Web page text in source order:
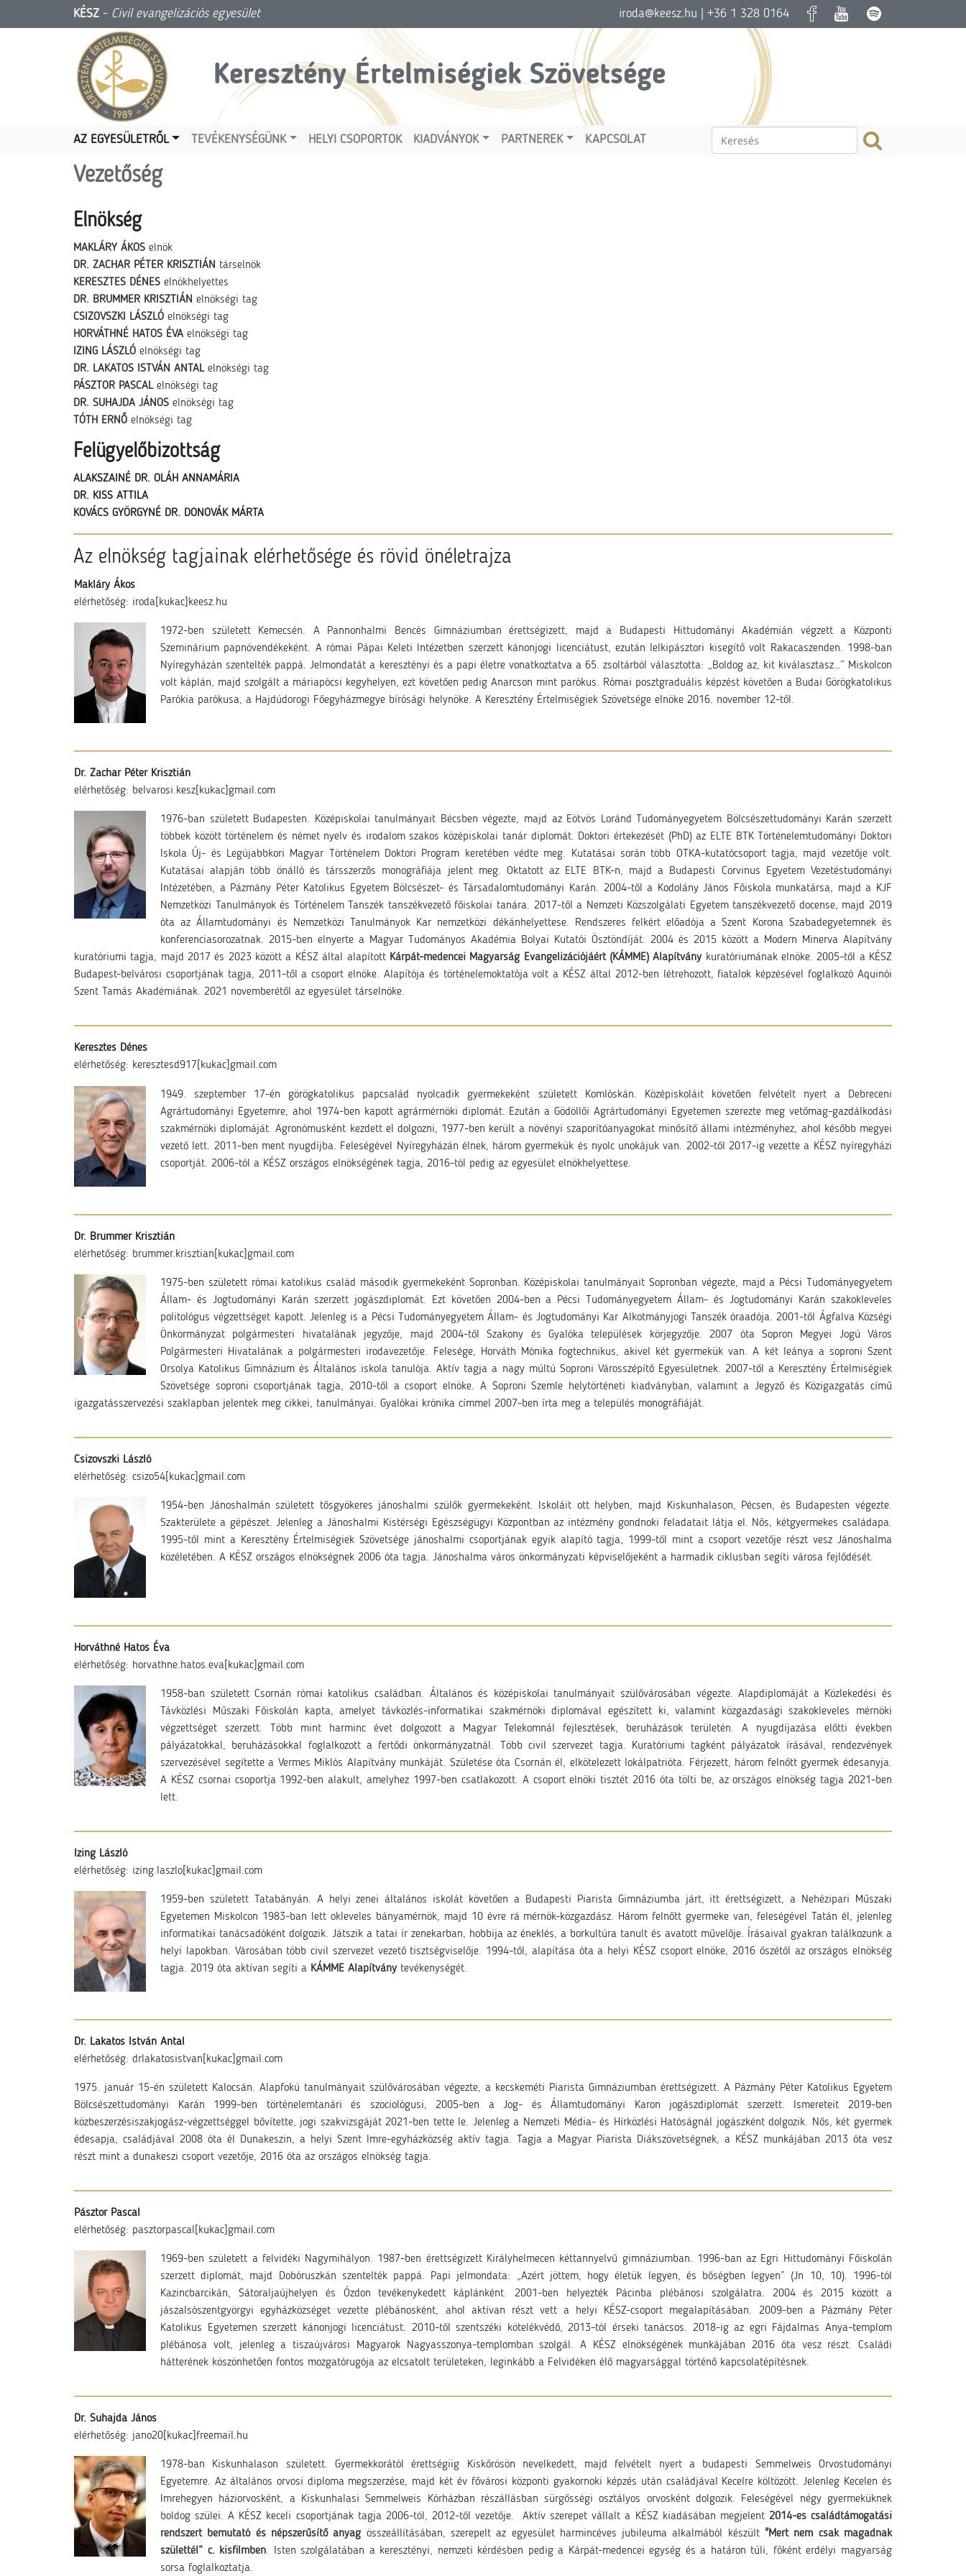
KÉSZ - Civil evangelizációs egyesület iroda@keesz.hu | +36 1 328 0164
Keresztény Értelmiségiek Szövetsége
AZ EGYESÜLETRŐL TEVÉKENYSÉGÜNK HELYI CSOPORTOK KIADVÁNYOK PARTNEREK KAPCSOLAT
Vezetőség
Elnökség
MAKLÁRY ÁKOS elnök
DR. ZACHAR PÉTER KRISZTIÁN társelnök
KERESZTES DÉNES elnökhelyettes
DR. BRUMMER KRISZTIÁN elnökségi tag
CSIZOVSZKI LÁSZLÓ elnökségi tag
HORVÁTHNÉ HATOS ÉVA elnökségi tag
IZING LÁSZLÓ elnökségi tag
DR. LAKATOS ISTVÁN ANTAL elnökségi tag
PÁSZTOR PASCAL elnökségi tag
DR. SUHAJDA JÁNOS elnökségi tag
TÓTH ERNŐ elnökségi tag
Felügyelőbizottság
ALAKSZAINÉ DR. OLÁH ANNAMÁRIA
DR. KISS ATTILA
KOVÁCS GYÖRGYNÉ DR. DONOVÁK MÁRTA
Az elnökség tagjainak elérhetősége és rövid önéletrajza
Makláry Ákos
elérhetőség: iroda[kukac]keesz.hu
1972-ben született
Kemecsén. A Pannonhalmi Bencés Gimnáziumban érettségizett, majd a Budapesti Hittudományi Akadémián végzett a Központi
Szeminárium papnövendékeként. A római Pápai Keleti Intézetben szerzett kánonjogi licenciátust, ezután lelkipásztori kisegítő volt Rakacaszenden. 1998-ban
Nyíregyházán szentelték pappá. Jelmondatát a keresztényi és a papi életre vonatkoztatva a 65. zsoltárból választotta: „Boldog az, kit kiválasztasz…” Miskolcon
volt káplán, majd szolgált a máriapócsi kegyhelyen, ezt követően pedig Anarcson mint parókus. Római posztgraduális képzést követően a Budai Görögkatolikus
Parókia parókusa, a Hajdúdorogi Főegyházmegye bírósági helynöke. A Keresztény Értelmiségiek Szövetsége elnöke 2016. november 12-től.
Dr. Zachar Péter Krisztián
elérhetőség: belvarosi.kesz[kukac]gmail.com
1976-ban született Budapesten. Középiskolai tanulmányait Bécsben végezte, majd az Eötvös Loránd Tudományegyetem Bölcsészettudományi Karán szerzett
többek között történelem és német nyelv és irodalom szakos középiskolai tanár diplomát. Doktori értekezését (PhD) az ELTE BTK Történelemtudományi Doktori
Iskola Új- és Legújabbkori Magyar Történelem Doktori Program keretében védte meg. Kutatásai során több OTKA-kutatócsoport tagja, majd vezetője volt.
Kutatásai alapján több önálló és társszerzős monográfiája jelent meg. Oktatott az ELTE BTK-n, majd a Budapesti Corvinus Egyetem Vezetéstudományi
Intézetében, a Pázmány Péter Katolikus Egyetem Bölcsészet- és Társadalomtudományi Karán. 2004-től a Kodolány János Főiskola munkatársa, majd a KJF
Nemzetközi Tanulmányok és Történelem Tanszék tanszékvezető főiskolai tanára. 2017-től a Nemzeti Közszolgálati Egyetem tanszékvezető docense, majd 2019
óta az Államtudományi és Nemzetközi Tanulmányok Kar nemzetközi dékánhelyettese. Rendszeres felkért előadója a Szent Korona Szabadegyetemnek és
konferenciasorozatnak. 2015-ben elnyerte a Magyar Tudományos Akadémia Bolyai Kutatói Ösztöndíját. 2004 és 2015 között a Modern Minerva Alapítvány
kuratóriumi tagja, majd 2017 és 2023 között a KÉSZ által alapított Kárpát-medencei Magyarság Evangelizációjáért (KÁMME) Alapítvány kuratóriumának elnöke. 2005-től a KÉSZ
Budapest-belvárosi csoportjának tagja, 2011-től a csoport elnöke. Alapítója és történelemoktatója volt a KÉSZ által 2012-ben létrehozott, fiatalok képzésével foglalkozó Aquinói
Szent Tamás Akadémiának. 2021 novemberétől az egyesület társelnöke.
Keresztes Dénes
elérhetőség: keresztesd917 [kukac]gmail.com
1949. szeptember 17-én görögkatolikus papcsalád nyolcadik gyermekeként született Komlóskán. Középiskoláit követően felvételt nyert a Debreceni
Agrártudományi Egyetemre, ahol 1974-ben kapott agrármérnöki diplomát. Ezután a Gödöllői Agrártudományi Egyetemen szerezte meg vetőmag-gazdálkodási
szakmérnöki diplomáját. Agronómusként kezdett el dolgozni, 1977-ben került a növényi szaporítóanyagokat minősítő állami intézményhez, ahol később megyei
vezető lett. 2011-ben ment nyugdíjba. Feleségével Nyíregyházán élnek, három gyermekük és nyolc unokájuk van. 2002-től 2017-ig vezette a KÉSZ nyíregyházi
csoportját. 2006-tól a KÉSZ országos elnökségének tagja, 2016-tól pedig az egyesület elnökhelyettese.
Dr. Brummer Krisztián
elérhetőség: brummer.krisztian [kukac]gmail.com
1975-ben született római katolikus család második gyermekeként Sopronban. Középiskolai tanulmányait Sopronban végezte, majd a Pécsi Tudományegyetem
Állam- és Jogtudományi Karán szerzett jogászdiplomát. Ezt követően 2004-ben a Pécsi Tudományegyetem Állam- és Jogtudományi Karán szakokleveles
politológus végzettséget kapott. Jelenleg is a Pécsi Tudományegyetem Állam- és Jogtudományi Kar Alkotmányjogi Tanszék óraadója. 2001-től Ágfalva Községi
Önkormányzat polgármesteri hivatalának jegyzője, majd 2004-től Szakony és Gyalóka települések körjegyzője. 2007 óta Sopron Megyei Jogú Város
Polgármesteri Hivatalának a polgármesteri irodavezetője. Felesége, Horváth Mónika fogtechnikus, akivel két gyermekük van. A két leánya a soproni Szent
Orsolya Katolikus Gimnázium és Általános iskola tanulója. Aktív tagja a nagy múltú Soproni Városszépítő Egyesületnek. 2007-től a Keresztény Értelmiségiek
Szövetsége soproni csoportjának tagja, 2010-től a csoport elnöke. A Soproni Szemle helytörténeti kiadványban, valamint a Jegyző és Közigazgatás című
igazgatásszervezési szaklapban jelentek meg cikkei, tanulmányai. Gyalókai krónika címmel 2007-ben írta meg a település monográfiáját.
Csizovszki László
elérhetőség: csizo54[kukac]gmail.com
1954-ben Jánoshalmán született tősgyökeres jánoshalmi szülők gyermekeként. Iskoláit ott helyben, majd Kiskunhalason, Pécsen, és Budapesten végezte.
Szakterülete a gépészet. Jelenleg a Jánoshalmi Kistérségi Egészségügyi Központban az intézmény gondnoki feladatait látja el. Nős, kétgyermekes családapa.
1995-től mint a Keresztény Értelmiségiek Szövetsége jánoshalmi csoportjának egyik alapító tagja, 1999-től mint a csoport vezetője részt vesz Jánoshalma
közéletében. A KÉSZ országos elnökségnek 2006 óta tagja. Jánoshalma város önkormányzati képviselőjeként a harmadik ciklusban segíti városa fejlődését.
Horváthné Hatos Éva
elérhetőség: horvathne.hatos.eva[kukac]gmail.com
1958-ban született Csornán római katolikus családban. Általános és középiskolai tanulmányait szülővárosában végezte. Alapdiplomáját a Közlekedési és
Távközlési Műszaki Főiskolán kapta, amelyet távközlés-informatikai szakmérnöki diplomával egészített ki, valamint közgazdasági szakokleveles mérnöki
végzettséget szerzett. Több mint harminc évet dolgozott a Magyar Telekomnál fejlesztések, beruházások területén. A nyugdíjazása előtti években
pályázatokkal, beruházásokkal foglalkozott a fertődi önkormányzatnál. Több civil szervezet tagja. Kuratóriumi tagként pályázatok írásával, rendezvények
szervezésével segítette a Vermes Miklós Alapítvány munkáját. Születése óta Csornán él, elkötelezett lokálpatrióta. Férjezett, három felnőtt gyermek édesanyja.
A KÉSZ csornai csoportja 1992-ben alakult, amelyhez 1997-ben csatlakozott. A csoport elnöki tisztét 2016 óta tölti be, az országos elnökség tagja 2021-ben
lett.
Izing László
elérhetőség: izing.laszlo[kukac]gmail.com
1959-ben született Tatabányán. A helyi zenei általános iskolát követően a Budapesti Piarista Gimnáziumba járt, itt érettségizett, a Nehézipari Műszaki
Egyetemen Miskolcon 1983-ban lett okleveles bányamérnök, majd 10 évre rá mérnök-közgazdász. Három felnőtt gyermeke van, feleségével Tatán él, jelenleg
informatikai tanácsadóként dolgozik. Játszik a tatai ír zenekarban, hobbija az éneklés, a borkultúra tanult és avatott művelője. Írásaival gyakran találkozunk a
helyi lapokban. Városában több civil szervezet vezető tisztségviselője. 1994-től, alapítása óta a helyi KÉSZ csoport elnöke, 2016 őszétől az országos elnökség
tagja. 2019 óta aktívan segíti a KÁMME Alapítvány tevékenységét.
Dr. Lakatos István Antal
elérhetőség: drlakatosistvan[kukac]gmail.com
1975. január 15-én született Kalocsán. Alapfokú tanulmányait szülővárosában végezte, a kecskeméti Piarista Gimnáziumban érettségizett. A Pázmány Péter Katolikus Egyetem
Bölcsészettudományi Karán 1999-ben történelemtanári és szociológusi, 2005-ben a Jog- és Államtudományi Karon jogászdiplomát szerzett. Ismereteit 2019-ben
közbeszerzésiszakjogász-végzettséggel bővítette, jogi szakvizsgáját 2021-ben tette le. Jelenleg a Nemzeti Média- és Hírközlési Hatóságnál jogászként dolgozik. Nős, két gyermek
édesapja, családjával 2008 óta él Dunakeszin, a helyi Szent Imre-egyházközség aktív tagja. Tagja a Magyar Piarista Diákszövetségnek, a KÉSZ munkájában 2013 óta vesz
részt mint a dunakeszi csoport vezetője, 2016 óta az országos elnökség tagja.
Pásztor Pascal
elérhetőség: pasztorpascal [kukac]gmail.com
1969-ben született a felvidéki Nagymihályon. 1987-ben érettségizett Királyhelmecen kéttannyelvű gimnáziumban. 1996-ban az Egri Hittudományi Főiskolán
szerzett diplomát, majd Dobóruszkán szentelték pappá. Papi jelmondata: „Azért jöttem, hogy életük legyen, és bőségben legyen” (Jn 10, 10). 1996-tól
Kazincbarcikán, Sátoraljaújhelyen és Ózdon tevékenykedett káplánként. 2001-ben helyezték Pácinba plébánosi szolgálatra. 2004 és 2015 között a
jászalsószentgyörgyi egyházközséget vezette plébánosként, ahol aktívan részt vett a helyi KÉSZ-csoport megalapításában. 2009-ben a Pázmány Péter
Katolikus Egyetemen szerzett kánonjogi licenciátust. 2010-től szentszéki kötelékvédő, 2013-tól érseki tanácsos. 2018-ig az egri Fájdalmas Anya-templom
plébánosa volt, jelenleg a tiszaújvárosi Magyarok Nagyasszonya-templomban szolgál. A KÉSZ elnökségének munkájában 2016 óta vesz részt. Családi
hátterének köszönhetően fontos mozgatórugója az elcsatolt területeken, leginkább a Felvidéken élő magyarsággal történő kapcsolatépítésnek.
Dr. Suhajda János
elérhetőség: jano20 [kukac]freemail.hu
1978-ban Kiskunhalason született. Gyermekkorától érettségiig Kiskőrösön nevelkedett, majd felvételt nyert a budapesti Semmelweis Orvostudományi
Egyetemre. Az általános orvosi diploma megszerzése, majd két év fővárosi központi gyakornoki képzés után családjával Kecelre költözött. Jelenleg Kecelen és
Imrehegyen háziorvosként, a Kiskunhalasi Semmelweis Kórházban részállásban sürgősségi osztályos orvosként dolgozik. Feleségével négy gyermeküknek
boldog szülei. A KÉSZ keceli csoportjának tagja 2006-tól, 2012-től vezetője. Aktív szerepet vállalt a KÉSZ kiadásában megjelent 2014-es családtámogatási
rendszert bemutató és népszerűsítő anyagösszeállításában, szerepelt az egyesület harmincéves jubileuma alkalmából készült "Mert nem csak magadnak
születtél” c. kisfilmben. Isten szolgálatában a keresztényi, nemzeti kérdésben pedig a Kárpát-medencei egység és a határon túli, főként erdélyi magyarság
sorsa foglalkoztatja.